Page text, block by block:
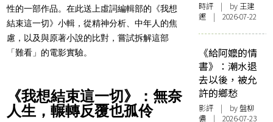
性的一部作品。在此送上虛詞編輯部的《我想
結束這一切》小輯，從精神分析、中年人的焦
慮，以及與原著小說的比對，嘗試拆解這部
「難看」的電影實驗。
《我想結束這一切》：無奈
人生，輾轉反覆也孤伶
時評 | by 王建
鏗 | 2026-07-22
《給阿嬤的情
書》：潮水退
去以後，被允
許的鄉愁
影評 | by 盤柳
儂 | 2026-07-23